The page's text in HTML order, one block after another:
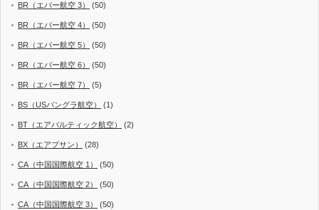
BR（エバー航空 3） (50)
BR（エバー航空 4） (50)
BR（エバー航空 5） (50)
BR（エバー航空 6） (50)
BR（エバー航空 7） (5)
BS（USバングラ航空） (1)
BT（エアバルティック航空） (2)
BX（エアプサン） (28)
CA（中国国際航空 1） (50)
CA（中国国際航空 2） (50)
CA（中国国際航空 3） (50)